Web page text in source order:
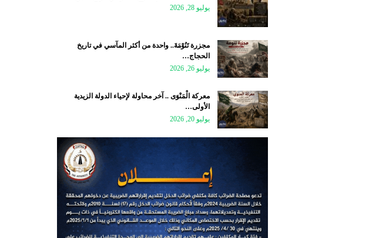
يوليو 28, 2026
مجزرة تَنُوْمَةَ.. واحدة من أكثر المآسي في تاريخ
الحجاج…
يوليو 26, 2026
معركة الْمَنْوَى .. آخر محاولة لإحياء الدولة الزيدية
الأولى…
يوليو 20, 2026